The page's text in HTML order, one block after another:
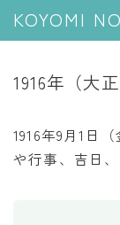
KOYOMI
五節句
1916年（大
1916年9月1日
や行事、吉日